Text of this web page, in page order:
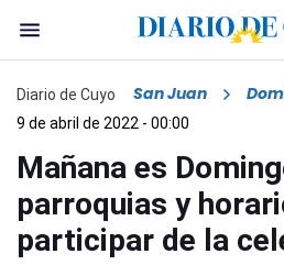
Diario de Cuyo San Juan
9 de abril de 2022 - 00:00
Mañana es
parroquias y
participar de la